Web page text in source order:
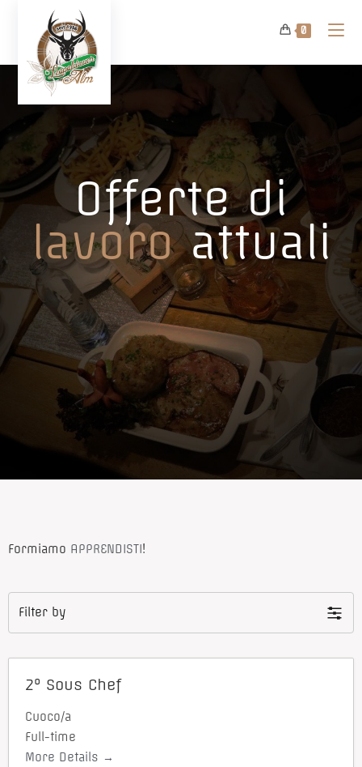
0
Offerte di
lavoroattuali
Formiamo APPRENDISTI!
Filter by
2° Sous Chef
Cuoco/a
Full-time
More Details